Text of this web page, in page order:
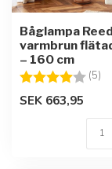
Båglampa
varmbrun
– 160 cm
Betyg:
(5)
SEK 663,95